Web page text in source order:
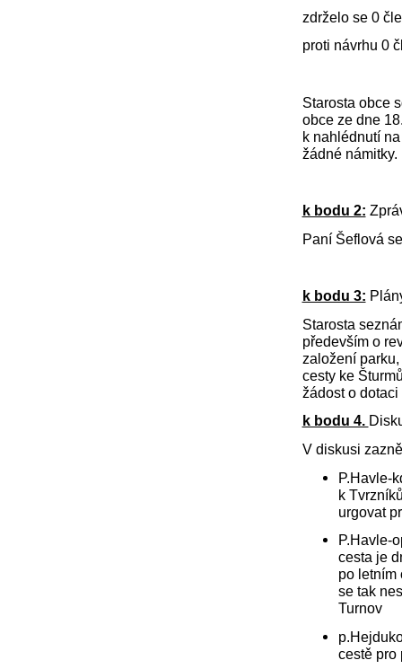
zdrželo se 0
proti návrhu 0
Starosta obce
obce ze dne
k nahlédnutí
žádné námitky.
k bodu 2:
Paní Šeflová
k bodu 3:
Starosta
především o
založení
cesty ke
žádost o dotaci
k bodu 4.
V diskusi
P.Havle-
k
urgovat
P.Havle-
cesta je
po letním
se tak
Turnov
cestě pro